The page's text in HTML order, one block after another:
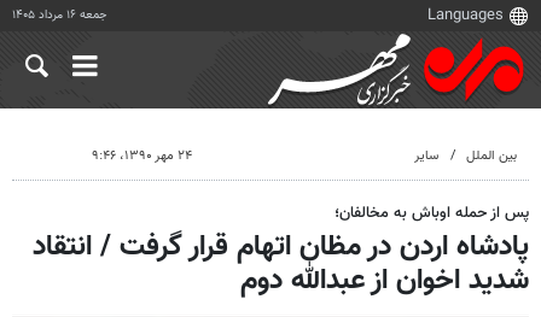
جمعه ۱۶ مرداد ۱۴۰۵
بین الملل سایر ۲۴ مهر ۱۳۹۰، ۹:۴۶
پس از حمله اوباش به مخالفان؛
پادشاه اردن در مظان اتهام قرار گرفت / انتقاد
شدید اخوان از عبدالله دوم